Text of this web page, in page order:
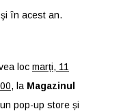
în acest an.
loc marți, 11
, la Magazinul
pop-up store și